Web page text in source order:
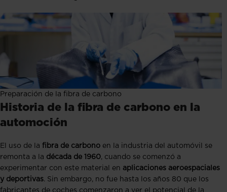
Preparación de la fibra de carbono
Historia de la fibra de carbono en la
automoción
El uso de la fibra de carbono en la industria del automóvil se
remonta a la década de 1960, cuando se comenzó a
experimentar con este material en aplicaciones aeroespaciales
y deportivas. Sin embargo, no fue hasta los años 80 que los
fabricantes de coches comenzaron a ver el potencial de la